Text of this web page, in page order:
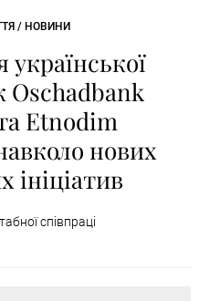
/ НОВИНИ
Etnodim
нових
ініціатив
співпраці